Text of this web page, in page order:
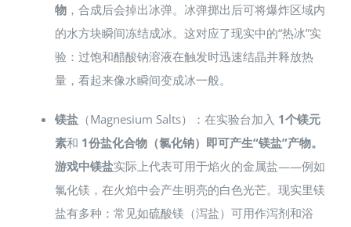
物，合成后会掉出冰弹。冰弹掷出后可将爆炸区域内
的水方块瞬间冻结成冰。这对应了现实中的“热冰”实
验：过饱和醋酸钠溶液在触发时迅速结晶并释放热
量，看起来像水瞬间变成冰一般。
镁盐（Magnesium Salts）：在实验台加入 1个镁元
素和 1份盐化合物（氯化钠）即可产生“镁盐”产物。
游戏中镁盐实际上代表可用于焰火的金属盐——例如
氯化镁，在火焰中会产生明亮的白色光芒。现实里镁
盐有多种：常见如硫酸镁（泻盐）可用作泻剂和浴